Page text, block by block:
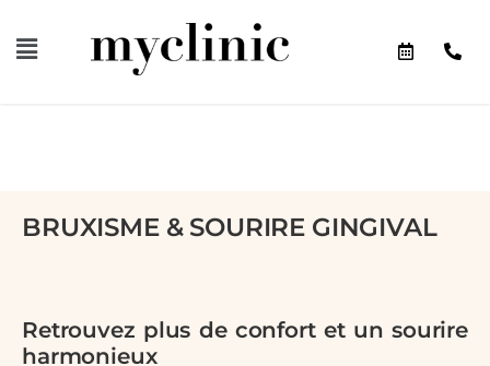
BRUXISME & SOURIRE GINGIVAL
Retrouvez plus de confort et un sourire
harmonieux